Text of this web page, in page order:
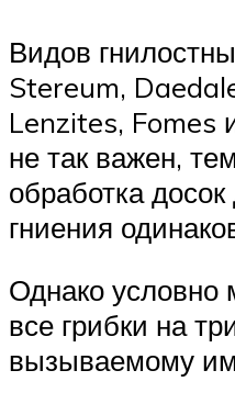
Видов
Stereum,
Lenzites, Fomes
не так важен,
обработка
гниения
Однако условно
все грибки на
вызываемому